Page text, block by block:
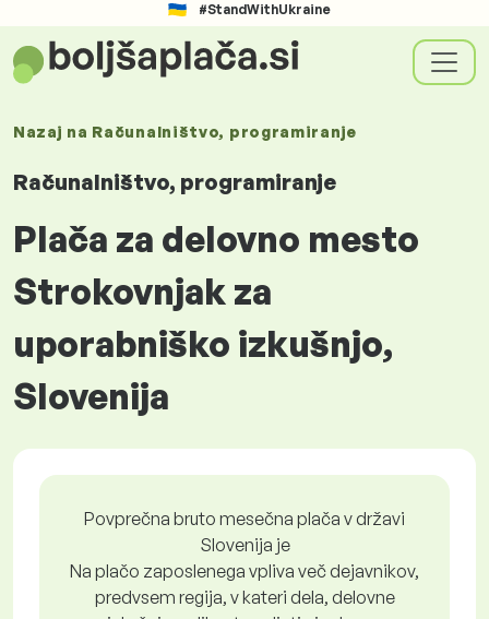
#StandWithUkraine
Nazaj na Računalništvo, programiranje
Računalništvo, programiranje
Plača za delovno mesto
Strokovnjak za
uporabniško izkušnjo,
Slovenija
Povprečna bruto mesečna plača v državi
Slovenija je
Na plačo zaposlenega vpliva več dejavnikov,
predvsem regija, v kateri dela, delovne